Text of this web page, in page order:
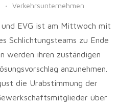
Verkehrsunternehmen
EVG ist am Mittwoch mit
Schlichtungsteams zu Ende
werden ihren zuständigen
anzunehmen.
die Urabstimmung der
über